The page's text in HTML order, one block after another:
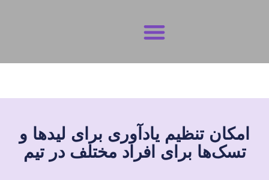
امکان تنظیم یادآوری برای لیدها و
تسک‌ها برای افراد مختلف در تیم